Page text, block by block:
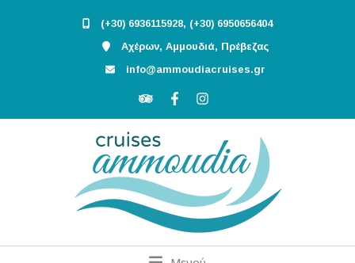
(+30) 6936115928, (+30) 6950656404
Αχέρων, Αμμουδιά, Πρέβεζας
info@ammoudiacruises.gr